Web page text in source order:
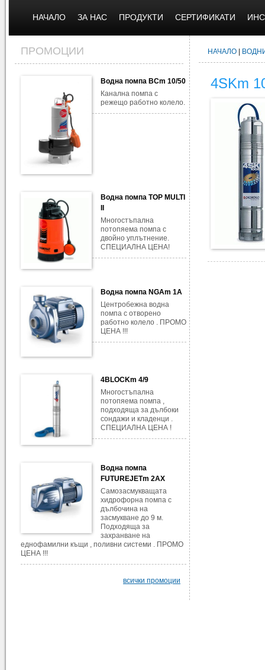
НАЧАЛО ЗА НАС ПРОДУКТИ СЕРТИФИКАТИ
ПРОМОЦИИ
Водна помпа BCm 10/50
Канална помпа с
режещо работно колело.
Водна помпа TOP MULTI
II
Многостъпална
потопяема помпа с
двойно уплътнение.
СПЕЦИАЛНА ЦЕНА!
Водна помпа NGAm 1A
Центробежна водна
помпа с отворено
работно колело . ПРОМО
ЦЕНА !!!
4BLOCKm 4/9
Многостъпална
потопяема помпа ,
подходяща за дълбоки
сондажи и кладенци .
СПЕЦИАЛНА ЦЕНА !
Водна помпа
FUTUREJETm 2AX
Самозасмукващата
хидрофорна помпа с
дълбочина на
засмукване до 9 м.
Подходяща за
захранване на
еднофамилни къщи , поливни системи . ПРОМО
ЦЕНА !!!
всички промоции
НАЧАЛО
4SKm